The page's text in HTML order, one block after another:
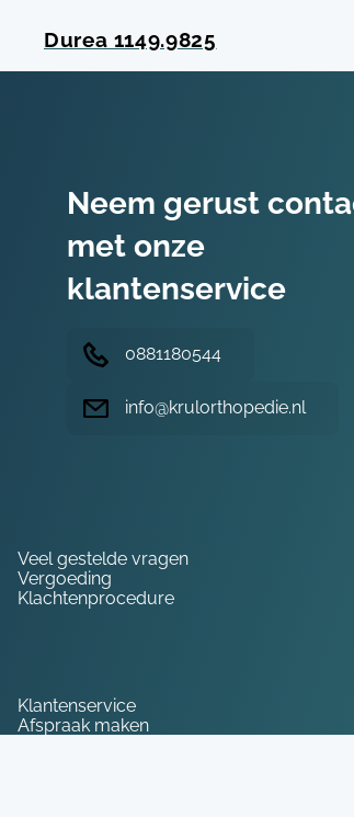
Durea 1149.9825
Neem gerust
met onze
klantenservice
0881180544
info@krulorthopedie.nl
Veel gestelde vragen
Vergoeding
Klachtenprocedure
Klantenservice
Afspraak maken